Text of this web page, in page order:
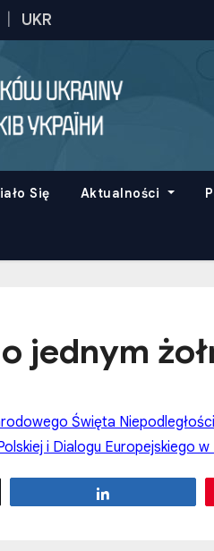
Się Aktualności
jednym
Święta
i Dialogu Europejskiego